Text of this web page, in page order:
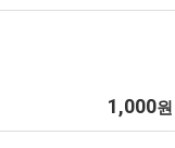
1,000원